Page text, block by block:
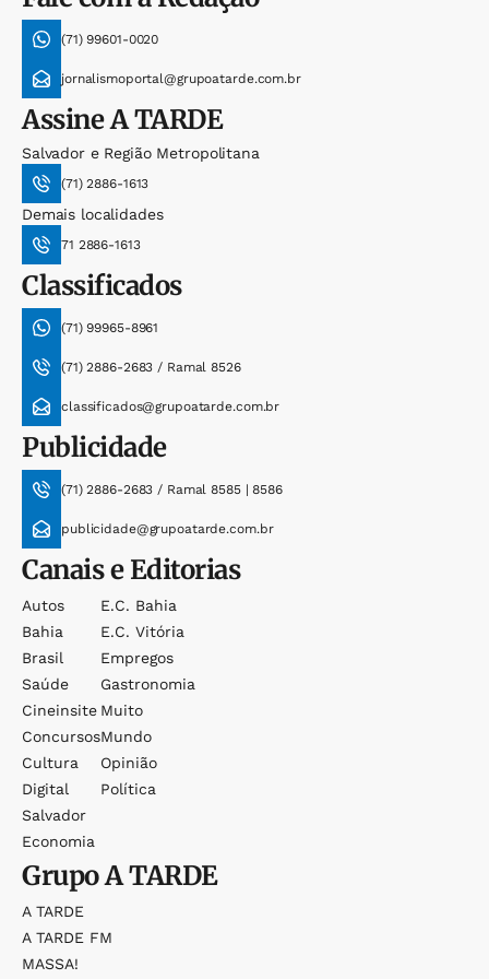
(71) 99601-0020
jornalismoportal@grupoatarde.com.br
AssineA TARDE
Salvador e Região Metropolitana
(71) 2886-1613
Demais localidades
71 2886-1613
Classificados
(71) 99965-8961
(71) 2886-2683 / Ramal 8526
classificados@grupoatarde.com.br
Publicidade
(71) 2886-2683 / Ramal 8585 | 8586
publicidade@grupoatarde.com.br
Canais e Editorias
Autos
Bahia
Brasil
Saúde
Cineinsite
Concursos
Cultura
Digital
Salvador
Economia
E.c. Bahia
E.c. Vitória
Empregos
Gastronomia
Muito
Mundo
Opinião
Política
GrupoA TARDE
A TARDE
A TARDE FM
MASSA!